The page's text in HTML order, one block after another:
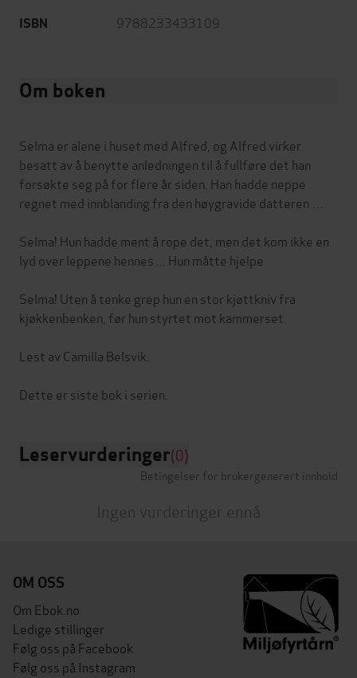
ISBN 9788233433109
Om boken
Selma er alene i huset med Alfred, og Alfred virker
besatt av å benytte anledningen til å fullføre det han
forsøkte seg på for flere år siden. Han hadde neppe
regnet med innblanding fra den høygravide datteren …
Selma! Hun hadde ment å rope det, men det kom ikke en
lyd over leppene hennes ... Hun måtte hjelpe
Selma! Uten å tenke grep hun en stor kjøttkniv fra
kjøkkenbenken, før hun styrtet mot kammerset.
Lest av Camilla Belsvik.
Leservurderinger(0)
Betingelser for brukergenerert innhold
Ingen vurderinger ennå
OM OSS
Om Ebok.no
Ledige stillinger
Følg oss på Facebook
Følg oss på Instagram